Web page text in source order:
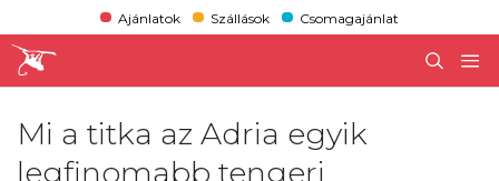
Ajánlatok Szállások Csomagajánlat
Mi a titka az Adria egyik
legfinomabb tengeri